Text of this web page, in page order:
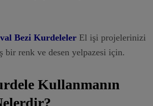
Bezi Kurdeleler El işi projelerinizi
bir renk ve desen yelpazesi için.
Kullanmanın